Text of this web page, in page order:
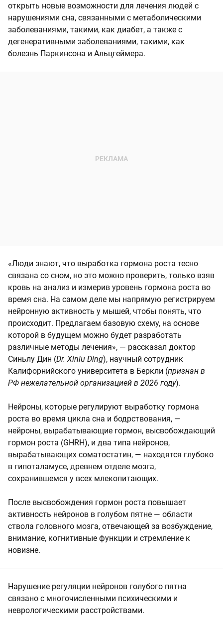
открыть новые возможности для лечения людей с
нарушениями сна, связанными с метаболическими
заболеваниями, такими, как диабет, а также с
дегенеративными заболеваниями, такими, как
болезнь Паркинсона и Альцгеймера.
«Люди знают, что выработка гормона роста тесно
связана со сном, но это можно проверить, только взяв
кровь на анализ и измерив уровень гормона роста во
время сна. На самом деле мы напрямую регистрируем
нейронную активность у мышей, чтобы понять, что
происходит. Предлагаем базовую схему, на основе
которой в будущем можно будет разработать
различные методы лечения», — рассказал доктор
Синьлу Дин (Dr. Xinlu Ding), научный сотрудник
Калифорнийского университета в Беркли (признан в
РФ нежелательной организацией в 2026 году).
Нейроны, которые регулируют выработку гормона
роста во время цикла сна и бодрствования, —
нейроны, вырабатывающие гормон, высвобождающий
гормон роста (GHRH), и два типа нейронов,
вырабатывающих соматостатин, — находятся глубоко
в гипоталамусе, древнем отделе мозга,
сохранившемся у всех млекопитающих.
После высвобождения гормон роста повышает
активность нейронов в голубом пятне — области
ствола головного мозга, отвечающей за возбуждение,
внимание, когнитивные функции и стремление к
новизне.
Нарушение регуляции нейронов голубого пятна
связано с многочисленными психическими и
неврологическими расстройствами.